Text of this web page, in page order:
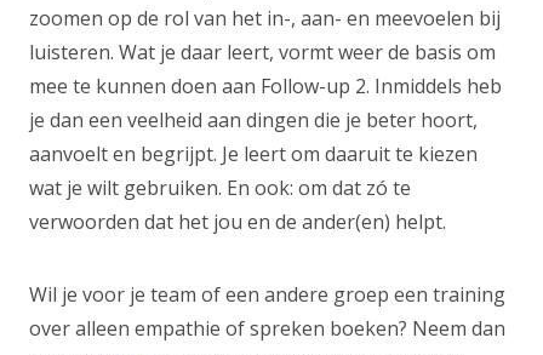
zoomen op de rol van het in-, aan- en meevoelen bij
luisteren. Wat je daar leert, vormt weer de basis om
mee te kunnen doen aan Follow-up 2. Inmiddels heb
je dan een veelheid aan dingen die je beter hoort,
aanvoelt en begrijpt. Je leert om daaruit te kiezen
wat je wilt gebruiken. En ook: om dat zó te
verwoorden dat het jou en de ander(en) helpt.
Wil je voor je team of een andere groep een training
over alleen empathie of spreken boeken? Neem dan